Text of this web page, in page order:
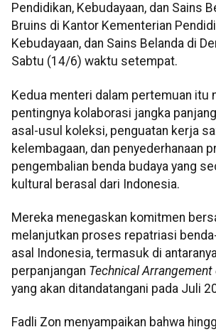
Pendidikan, Kebudayaan, dan Sains
Bruins di Kantor Kementerian
Kebudayaan, dan Sains Belanda di
Sabtu (14/6) waktu setempat.
Kedua menteri dalam pertemuan itu
pentingnya kolaborasi jangka
asal-usul koleksi, penguatan kerja
kelembagaan, dan penyederhanaan
pengembalian benda budaya yang
kultural berasal dari Indonesia.
Mereka menegaskan komitmen
melanjutkan proses repatriasi
asal Indonesia, termasuk di
perpanjangan Technical
yang akan ditandatangani pada Juli
Fadli Zon menyampaikan bahwa